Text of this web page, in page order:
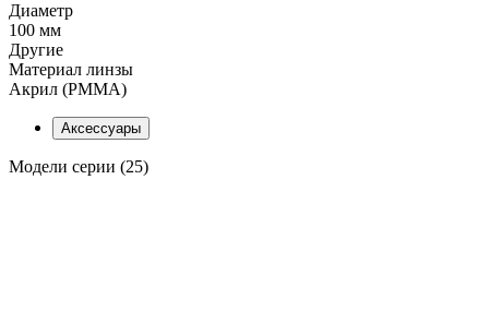
Диаметр
100 мм
Другие
Материал линзы
Акрил (PMMA)
Аксессуары
Модели серии (25)